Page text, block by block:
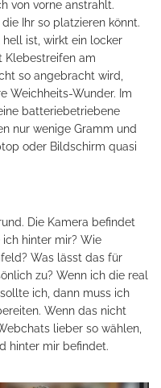
von vorne anstrahlt.
Ihr so platzieren könnt.
ist, wirkt ein locker
Klebestreifen am
so angebracht wird,
Weichheits-Wunder. Im
batteriebetriebene
nur wenige Gramm und
oder Bildschirm quasi
Die Kamera befindet
hinter mir? Wie
Was lässt das für
zu? Wenn ich die real
ich, dann muss ich
Wenn das nicht
lieber so wählen,
hinter mir befindet.